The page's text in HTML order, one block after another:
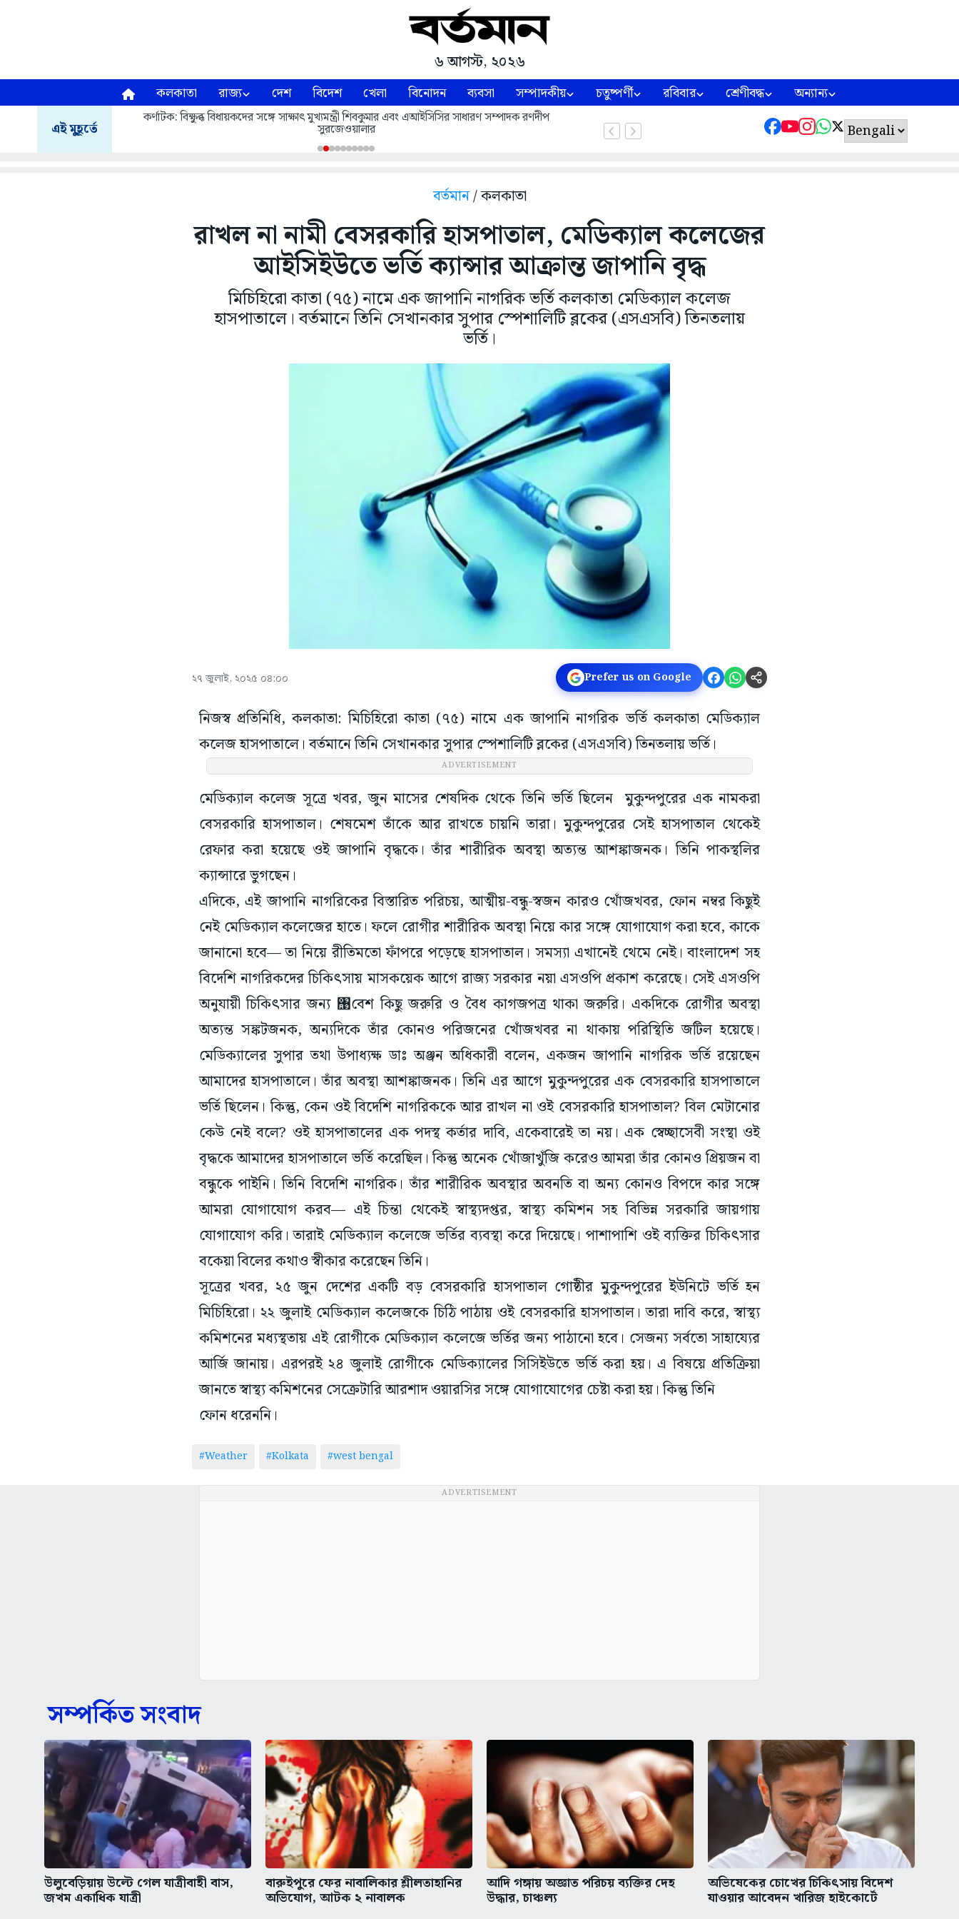
৬ আগস্ট, ২০২৬
কলকাতা রাজ্য দেশ বিদেশ খেলা বিনোদন ব্যবসা সম্পাদকীয় চতুষ্পর্ণী রবিবার শ্রেণীবদ্ধ অন্যান্য
এই মুহূর্তে
কর্ণাটক: বিক্ষুব্ধ বিধায়কদের সঙ্গে সাক্ষাৎ মুখ্যমন্ত্রী শিবকুমার এবং এআইসিসির সাধারণ সম্পাদক রণদীপ
সুরজেওয়ালার
বর্তমান/ কলকাতা
রাখল না নামী বেসরকারি হাসপাতাল, মেডিক্যাল কলেজের
আইসিইউতে ভর্তি ক্যান্সার আক্রান্ত জাপানি বৃদ্ধ
মিচিহিরো কাতা (৭৫) নামে এক জাপানি নাগরিক ভর্তি কলকাতা মেডিক্যাল কলেজ
হাসপাতালে। বর্তমানে তিনি সেখানকার সুপার স্পেশালিটি ব্লকের (এসএসবি) তিনতলায়
ভর্তি।
২৭ জুলাই, ২০২৫ ০৪:০০ Prefer us on Google
নিজস্ব প্রতিনিধি, কলকাতা: মিচিহিরো কাতা (৭৫) নামে এক জাপানি নাগরিক ভর্তি কলকাতা মেডিক্যাল
কলেজ হাসপাতালে। বর্তমানে তিনি সেখানকার সুপার স্পেশালিটি ব্লকের (এসএসবি) তিনতলায় ভর্তি।
ADVERTISEMENT
মেডিক্যাল কলেজ সূত্রে খবর, জুন মাসের শেষদিক থেকে তিনি ভর্তি ছিলেন মুকুন্দপুরের এক নামকরা
বেসরকারি হাসপাতাল। শেষমেশ তাঁকে আর রাখতে চায়নি তারা। মুকুন্দপুরের সেই হাসপাতাল থেকেই
রেফার করা হয়েছে ওই জাপানি বৃদ্ধকে। তাঁর শারীরিক অবস্থা অত্যন্ত আশঙ্কাজনক। তিনি পাকস্থলির
ক্যান্সারে ভুগছেন।
এদিকে, এই জাপানি নাগরিকের বিস্তারিত পরিচয়, আত্মীয়-বন্ধু-স্বজন কারও খোঁজখবর, ফোন নম্বর কিছুই
নেই মেডিক্যাল কলেজের হাতে। ফলে রোগীর শারীরিক অবস্থা নিয়ে কার সঙ্গে যোগাযোগ করা হবে, কাকে
জানানো হবে— তা নিয়ে রীতিমতো ফাঁপরে পড়েছে হাসপাতাল। সমস্যা এখানেই থেমে নেই। বাংলাদেশ সহ
বিদেশি নাগরিকদের চিকিৎসায় মাসকয়েক আগে রাজ্য সরকার নয়া এসওপি প্রকাশ করেছে। সেই এসওপি
অনুযায়ী চিকিৎসার জন্য ঩বেশ কিছু জরুরি ও বৈধ কাগজপত্র থাকা জরুরি। একদিকে রোগীর অবস্থা
অত্যন্ত সঙ্কটজনক, অন্যদিকে তাঁর কোনও পরিজনের খোঁজখবর না থাকায় পরিস্থিতি জটিল হয়েছে।
মেডিক্যালের সুপার তথা উপাধ্যক্ষ ডাঃ অঞ্জন অধিকারী বলেন, একজন জাপানি নাগরিক ভর্তি রয়েছেন
আমাদের হাসপাতালে। তাঁর অবস্থা আশঙ্কাজনক। তিনি এর আগে মুকুন্দপুরের এক বেসরকারি হাসপাতালে
ভর্তি ছিলেন। কিন্তু, কেন ওই বিদেশি নাগরিককে আর রাখল না ওই বেসরকারি হাসপাতাল? বিল মেটানোর
কেউ নেই বলে? ওই হাসপাতালের এক পদস্থ কর্তার দাবি, একেবারেই তা নয়। এক স্বেচ্ছাসেবী সংস্থা ওই
বৃদ্ধকে আমাদের হাসপাতালে ভর্তি করেছিল। কিন্তু অনেক খোঁজাখুঁজি করেও আমরা তাঁর কোনও প্রিয়জন বা
বন্ধুকে পাইনি। তিনি বিদেশি নাগরিক। তাঁর শারীরিক অবস্থার অবনতি বা অন্য কোনও বিপদে কার সঙ্গে
আমরা যোগাযোগ করব— এই চিন্তা থেকেই স্বাস্থ্যদপ্তর, স্বাস্থ্য কমিশন সহ বিভিন্ন সরকারি জায়গায়
যোগাযোগ করি। তারাই মেডিক্যাল কলেজে ভর্তির ব্যবস্থা করে দিয়েছে। পাশাপাশি ওই ব্যক্তির চিকিৎসার
বকেয়া বিলের কথাও স্বীকার করেছেন তিনি।
সূত্রের খবর, ২৫ জুন দেশের একটি বড় বেসরকারি হাসপাতাল গোষ্ঠীর মুকুন্দপুরের ইউনিটে ভর্তি হন
মিচিহিরো। ২২ জুলাই মেডিক্যাল কলেজকে চিঠি পাঠায় ওই বেসরকারি হাসপাতাল। তারা দাবি করে, স্বাস্থ্য
কমিশনের মধ্যস্থতায় এই রোগীকে মেডিক্যাল কলেজে ভর্তির জন্য পাঠানো হবে। সেজন্য সর্বতো সাহায্যের
আর্জি জানায়। এরপরই ২৪ জুলাই রোগীকে মেডিক্যালের সিসিইউতে ভর্তি করা হয়। এ বিষয়ে প্রতিক্রিয়া
জানতে স্বাস্থ্য কমিশনের সেক্রেটারি আরশাদ ওয়ারসির সঙ্গে যোগাযোগের চেষ্টা করা হয়। কিন্তু তিনি
ফোন ধরেননি।
#Weather #Kolkata #west bengal
ADVERTISEMENT
সম্পর্কিত সংবাদ
উলুবেড়িয়ায় উল্টে গেল যাত্রীবাহী বাস,
জখম একাধিক যাত্রী
বারুইপুরে ফের নাবালিকার শ্লীলতাহানির
অভিযোগ, আটক ২ নাবালক
আদি গঙ্গায় অজ্ঞাত পরিচয় ব্যক্তির দেহ
উদ্ধার, চাঞ্চল্য
অভিষেকের চোখের চিকিৎসায় বিদেশ
যাওয়ার আবেদন খারিজ হাইকোর্টে